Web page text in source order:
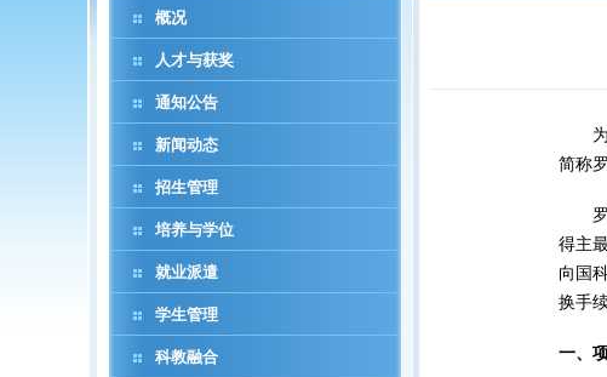
概况
人才与获奖
通知公告
新闻动态
招生管理
培养与学位
就业派遣
学生管理
科教融合
简称
得主
向国
换手续
一、